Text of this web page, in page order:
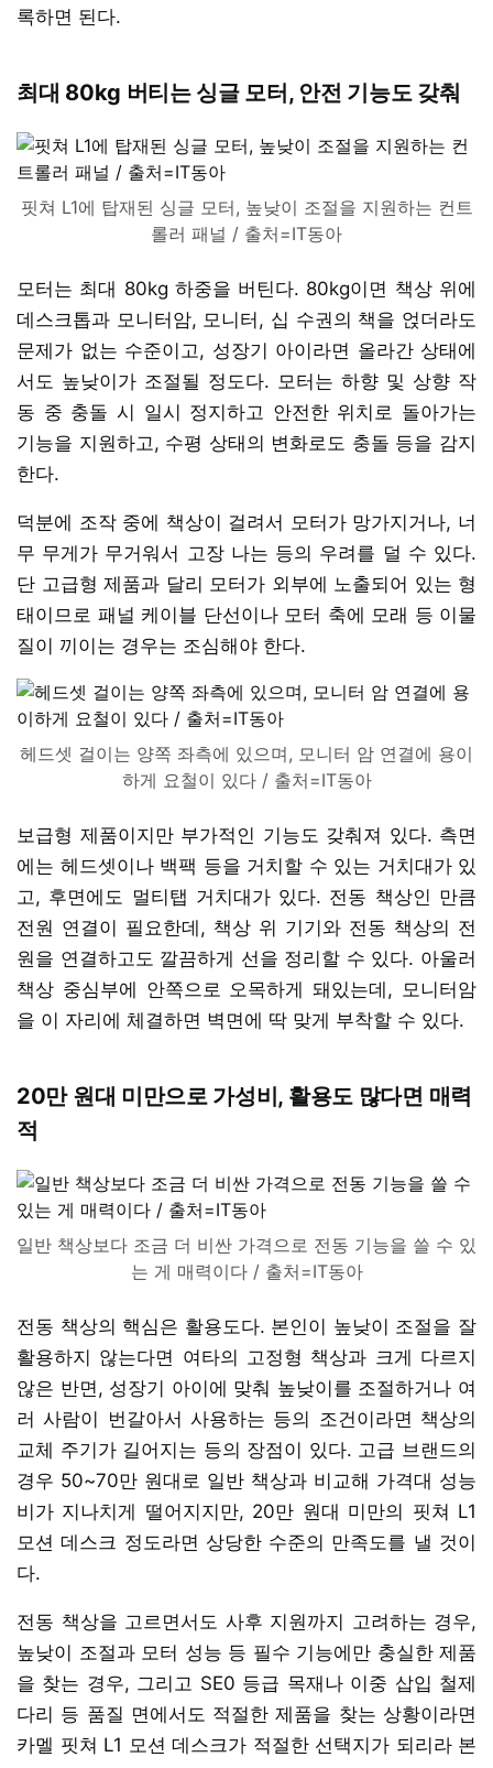
록하면 된다.
최대 80kg 버티는 싱글 모터, 안전 기능도 갖춰
핏쳐 L1에 탑재된 싱글 모터, 높낮이 조절을 지원하는 컨트
롤러 패널 / 출처=IT동아
모터는 최대 80kg 하중을 버틴다. 80kg이면 책상 위에
데스크톱과 모니터암, 모니터, 십 수권의 책을 얹더라도
문제가 없는 수준이고, 성장기 아이라면 올라간 상태에
서도 높낮이가 조절될 정도다. 모터는 하향 및 상향 작
동 중 충돌 시 일시 정지하고 안전한 위치로 돌아가는
기능을 지원하고, 수평 상태의 변화로도 충돌 등을 감지
한다.
덕분에 조작 중에 책상이 걸려서 모터가 망가지거나, 너
무 무게가 무거워서 고장 나는 등의 우려를 덜 수 있다.
단 고급형 제품과 달리 모터가 외부에 노출되어 있는 형
태이므로 패널 케이블 단선이나 모터 축에 모래 등 이물
질이 끼이는 경우는 조심해야 한다.
헤드셋 걸이는 양쪽 좌측에 있으며, 모니터 암 연결에 용이
하게 요철이 있다 / 출처=IT동아
보급형 제품이지만 부가적인 기능도 갖춰져 있다. 측면
에는 헤드셋이나 백팩 등을 거치할 수 있는 거치대가 있
고, 후면에도 멀티탭 거치대가 있다. 전동 책상인 만큼
전원 연결이 필요한데, 책상 위 기기와 전동 책상의 전
원을 연결하고도 깔끔하게 선을 정리할 수 있다. 아울러
책상 중심부에 안쪽으로 오목하게 돼있는데, 모니터암
을 이 자리에 체결하면 벽면에 딱 맞게 부착할 수 있다.
20만 원대 미만으로 가성비, 활용도 많다면 매력
적
일반 책상보다 조금 더 비싼 가격으로 전동 기능을 쓸 수 있
는 게 매력이다 / 출처=IT동아
전동 책상의 핵심은 활용도다. 본인이 높낮이 조절을 잘
활용하지 않는다면 여타의 고정형 책상과 크게 다르지
않은 반면, 성장기 아이에 맞춰 높낮이를 조절하거나 여
러 사람이 번갈아서 사용하는 등의 조건이라면 책상의
교체 주기가 길어지는 등의 장점이 있다. 고급 브랜드의
경우 50~70만 원대로 일반 책상과 비교해 가격대 성능
비가 지나치게 떨어지지만, 20만 원대 미만의 핏쳐 L1
모션 데스크 정도라면 상당한 수준의 만족도를 낼 것이
다.
전동 책상을 고르면서도 사후 지원까지 고려하는 경우,
높낮이 조절과 모터 성능 등 필수 기능에만 충실한 제품
을 찾는 경우, 그리고 SE0 등급 목재나 이중 삽입 철제
다리 등 품질 면에서도 적절한 제품을 찾는 상황이라면
카멜 핏쳐 L1 모션 데스크가 적절한 선택지가 되리라 본